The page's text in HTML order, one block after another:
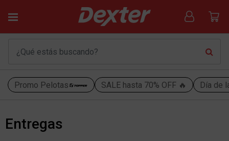
Promo Pelotas SALE hasta 70% OFF 🔥 Día de
Entregas